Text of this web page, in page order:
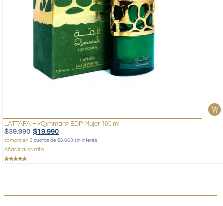
LATTAFA – «Qimmah» EDP Mujer 100 ml
$39.990 $19.990
compra en 3 cuotas de $6.663 sin interés
Añadir al carrito